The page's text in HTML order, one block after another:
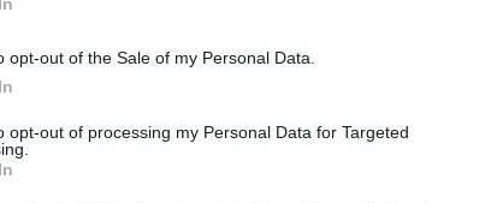
opt-out of the Sale of my Personal Data.
opt-out of processing my Personal Data for Targeted
(05/07/26)
χαρίσουν ξανά μια ονειρική εμπειρία δίπλα
έχουν γίνει κομμάτι της ζωής μας.